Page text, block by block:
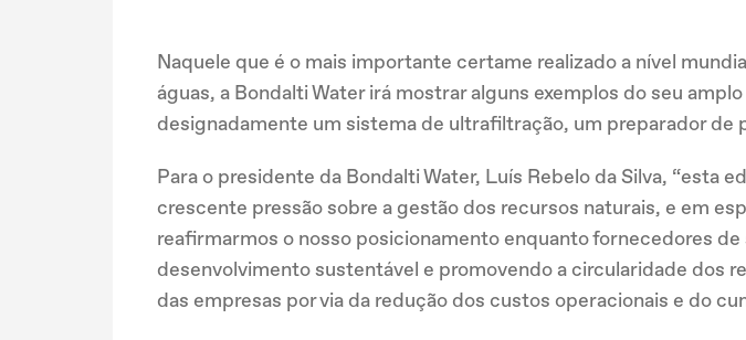
Naquele que é o mais importante certame realizado a nível
águas, a Bondalti Water irá mostrar alguns exemplos do seu
designadamente um sistema de ultrafiltração, um preparador de
Para o presidente da Bondalti Water, Luís Rebelo da Silva, “esta
crescente pressão sobre a gestão dos recursos naturais, e em
reafirmarmos o nosso posicionamento enquanto fornecedores
desenvolvimento sustentável e promovendo a circularidade dos
das empresas por via da redução dos custos operacionais e do